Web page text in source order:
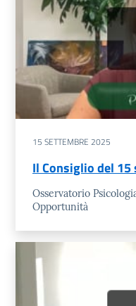
15 SETTEMBRE 2025
Il Consiglio del
Osservatorio
Opportunità